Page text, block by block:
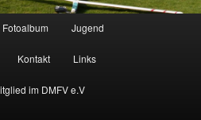
Fotoalbum Jugend
Kontakt Links
im DMFV e.V